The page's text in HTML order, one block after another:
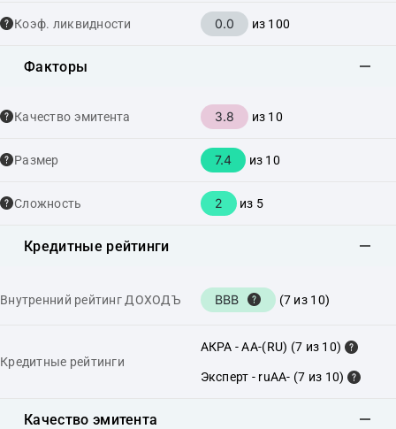
Коэф. ликвидности 0.0 из 100
Факторы
Качество эмитента 3.8 из 10
Размер 7.4 из 10
Сложность 2 из 5
Кредитные рейтинги
Внутренний рейтинг ДОХОДЪ BBB (7 из 10)
Кредитные рейтинги
АКРА - AA-(RU) (7 из 10)
Эксперт - ruAA- (7 из 10)
Качество эмитента